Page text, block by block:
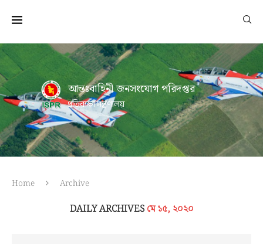
আন্তঃবাহিনী জনসংযোগ পরিদপ্তর
প্রতিরক্ষা মন্ত্রণালয়
Home Archive
DAILY ARCHIVES মে ১৫, ২০২০